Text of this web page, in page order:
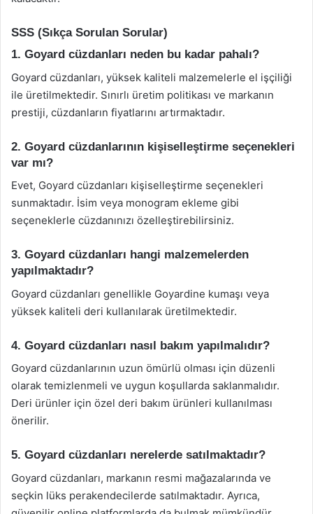
SSS (Sıkça Sorulan Sorular)
1. Goyard cüzdanları neden bu kadar pahalı?
Goyard cüzdanları, yüksek kaliteli malzemelerle el işçiliği
ile üretilmektedir. Sınırlı üretim politikası ve markanın
prestiji, cüzdanların fiyatlarını artırmaktadır.
2. Goyard cüzdanlarının kişiselleştirme seçenekleri
var mı?
Evet, Goyard cüzdanları kişiselleştirme seçenekleri
sunmaktadır. İsim veya monogram ekleme gibi
seçeneklerle cüzdanınızı özelleştirebilirsiniz.
3. Goyard cüzdanları hangi malzemelerden
yapılmaktadır?
Goyard cüzdanları genellikle Goyardine kumaşı veya
yüksek kaliteli deri kullanılarak üretilmektedir.
4. Goyard cüzdanları nasıl bakım yapılmalıdır?
Goyard cüzdanlarının uzun ömürlü olması için düzenli
olarak temizlenmeli ve uygun koşullarda saklanmalıdır.
Deri ürünler için özel deri bakım ürünleri kullanılması
önerilir.
5. Goyard cüzdanları nerelerde satılmaktadır?
Goyard cüzdanları, markanın resmi mağazalarında ve
seçkin lüks perakendecilerde satılmaktadır. Ayrıca,